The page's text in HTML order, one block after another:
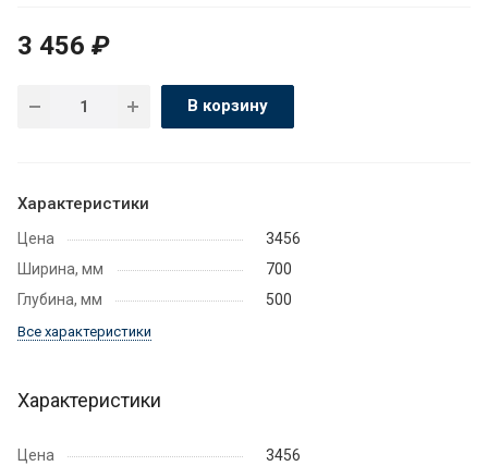
3 456 ₽
В корзину
Характеристики
Цена
3456
Ширина, мм
700
Глубина, мм
500
Все характеристики
Характеристики
Цена
3456